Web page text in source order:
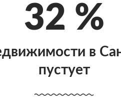
32 %
в
пустует